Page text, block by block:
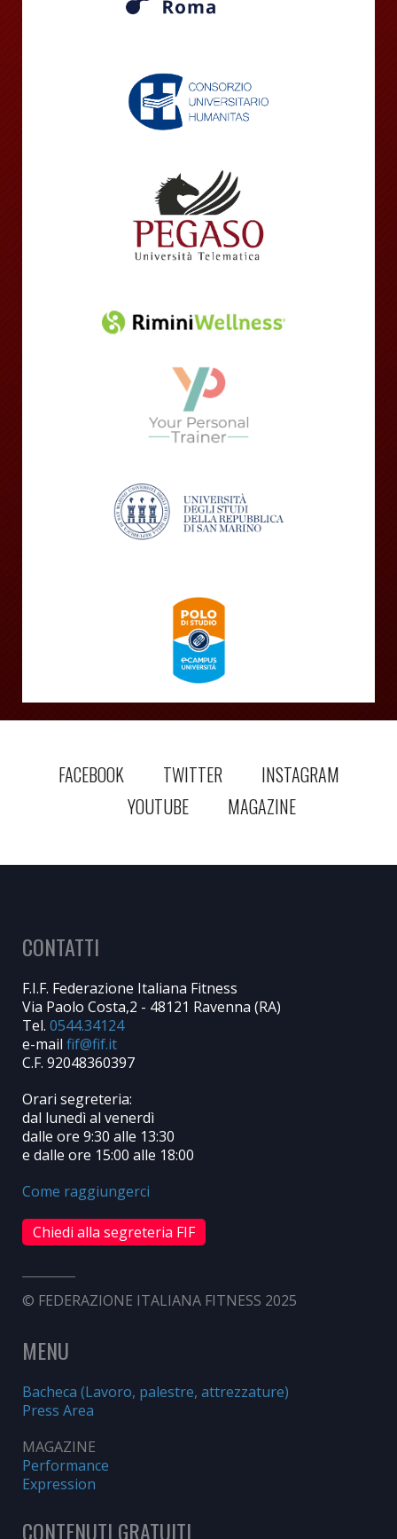
FACEBOOK TWITTER
INSTAGRAM
YOUTUBE
MAGAZINE
CONTATTI
F.I.F. Federazione Italiana Fitness
Via Paolo Costa,2 - 48121 Ravenna (RA)
Tel. 0544.34124
e-mail
C.F. 92048360397
Orari segreteria:
dal lunedì al venerdì
dalle ore 9:30 alle 13:30
e dalle ore 15:00 alle 18:00
Come raggiungerci
Chiedi alla segreteria FIF
© FEDERAZIONE ITALIANA FITNESS 2025
MENU
Bacheca (Lavoro, palestre, attrezzature)
Press Area
MAGAZINE
Performance
Expression
CONTENUTI GRATUITI